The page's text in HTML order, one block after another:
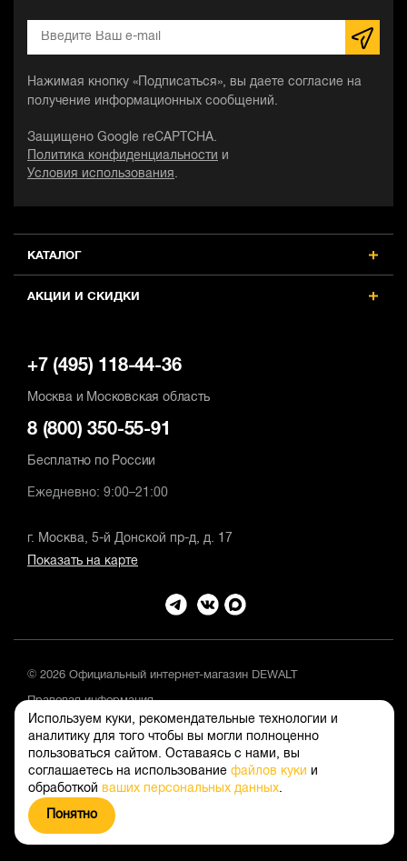
Используем куки, рекомендательные технологии и
аналитику для того чтобы вы могли полноценно
пользоваться сайтом. Оставаясь с нами, вы
соглашаетесь на использование файлов куки и
обработкой ваших персональных данных.
Понятно
КАТАЛОГ
АКЦИИ И СКИДКИ
Нажимая кнопку «Подписаться», вы даете согласие на
получение информационных сообщений.
Защищено Google reCAPTCHA.
Политика конфиденциальности
и
Условия использования .
+7 (495) 118-44-36
Москва и Московская область
8 (800) 350-55-91
Бесплатно по России
Ежедневно: 9:00–21:00
г. Москва, 5-й Донской пр-д, д. 17
Показать на карте
© 2026 Официальный интернет-магазин DEWALT
Правовая информация
Положение об обработке и защите персональных данных